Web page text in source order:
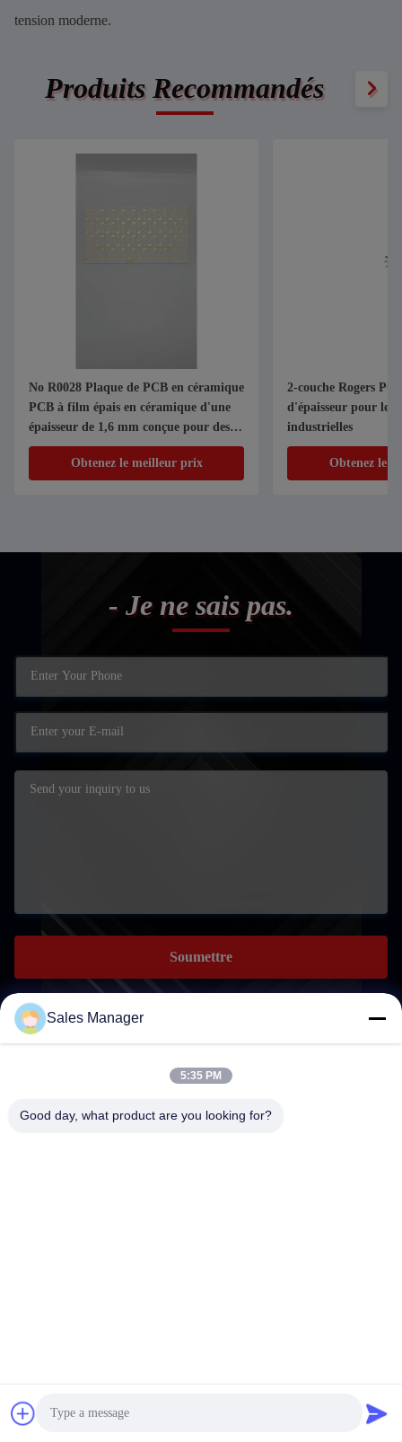
tension moderne.
Produits Recommandés
No R0028 Plaque de PCB en céramique
PCB à film épais en céramique d'une
épaisseur de 1,6 mm conçue pour des
composants électroniques robustes
Obtenez le meilleur prix
2-couche Rogers
d'épaisseur pour les
industrielles
Obtenez le
- Je ne sais pas.
Soumettre
Corporate Drive, Irvine, Californie, États-Unis
LT CIRCUIT CO.,LTD.
Sales Manager
5:35 PM
Good day, what product are you looking for?